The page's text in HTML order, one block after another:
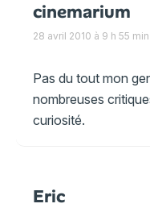
cinemarium
28 avril 2010 à 9 h 55 min
Pas du tout mon
nombreuses
curiosité.
Eric